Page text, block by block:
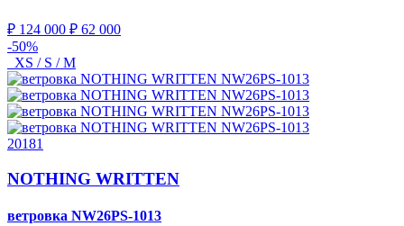
₽ 124 000 ₽ 62 000
-50%
XS / S / M
20181
NOTHING WRITTEN
ветровка NW26PS-1013